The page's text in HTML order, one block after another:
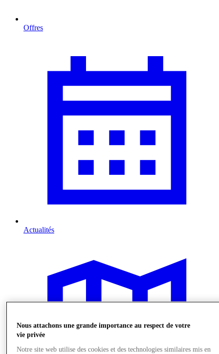
Offres
Actualités
Nous attachons une grande importance au respect de votre
vie privée
Notre site web utilise des cookies et des technologies similaires mis en